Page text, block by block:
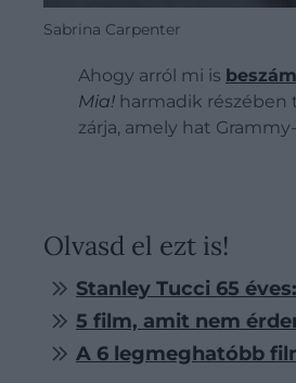
Sabrina Carpenter
Ahogy arról mi is
Mia! harmadik részében
zárja, amely hat
Olvasd el ezt is!
Stanley Tucci 65
5 film, amit nem
A 6 legmeghatóbb